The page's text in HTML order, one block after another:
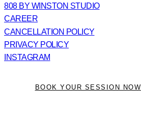
808 BY WINSTON STUDIO
CAREER
CANCELLATION POLICY
PRIVACY POLICY
INSTAGRAM
BOOK YOUR SESSION NOW